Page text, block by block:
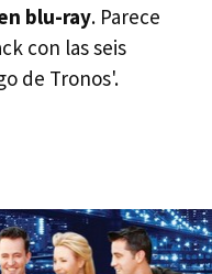
blu-ray. Parece
con las seis
de Tronos'.